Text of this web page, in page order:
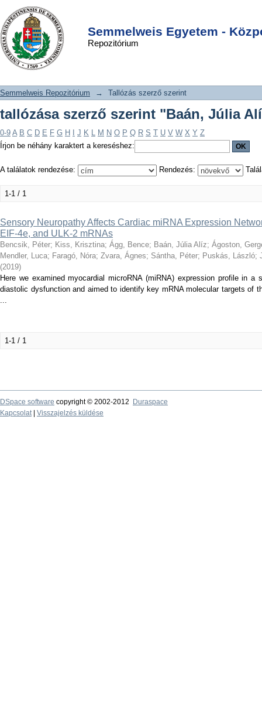
Semmelweis Egyetem -
Repozitórium
tallózása szerző szerint "Baán, Júlia
Alíz"
DSpace/Manakin Repository
Semmelweis Repozitórium → Tallózás szerző szerint
tallózása szerző szerint "Baán, Júlia
0-9 A B C D E F G H J K L M N O P Q R S T U V W X Y Z
Írjon be néhány karaktert a kereséshez:
A találatok rendezése: Rendezés:
1-1 / 1
Sensory Neuropathy Affects Cardiac miRNA Expression
EIF-4e, and ULK-2 mRNAs
Bencsik, Péter; Kiss, Krisztina; Ágg, Bence; Baán, Júlia Alíz; Ágoston,
Mendler, Luca; Faragó, Nóra; Zvara, Ágnes; Sántha, Péter; Puskás, László;
(2019)
Here we examined myocardial microRNA (miRNA) expression profile in a
diastolic dysfunction and aimed to identify key mRNA molecular targets of
...
1-1 / 1
DSpace software copyright © 2002-2012
Duraspace
Kapcsolat| Visszajelzés küldése